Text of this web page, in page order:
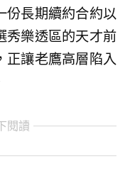
份長期續約合約以
秀樂透區的天才前
正讓老鷹高層陷入
閱讀